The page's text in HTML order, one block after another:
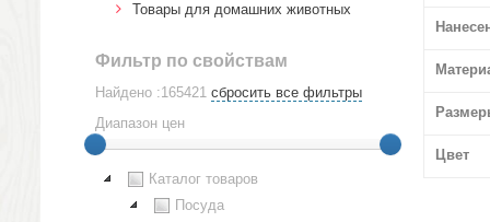
Цвет
Товары для домашних животных
Фильтр по свойствам
Найдено :165421 сбросить все фильтры
Диапазон цен
Каталог товаров
Посуда